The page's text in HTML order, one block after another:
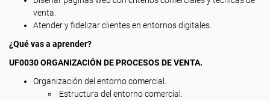
venta.
Atender y fidelizar clientes en entornos digitales.
¿Qué vas a aprender?
UF0030 ORGANIZACIÓN DE PROCESOS DE VENTA.
Organización del entorno comercial.
Estructura del entorno comercial.